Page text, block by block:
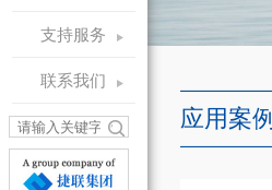
支持服务
联系我们
应用案例